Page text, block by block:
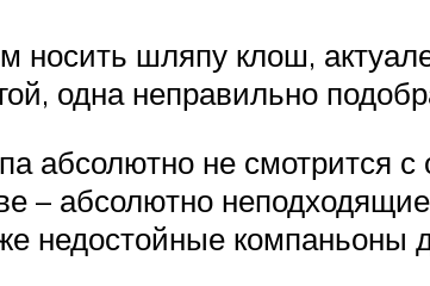
носить шляпу клош,
одна неправильно
абсолютно не смотрится с
– абсолютно
недостойные компаньоны